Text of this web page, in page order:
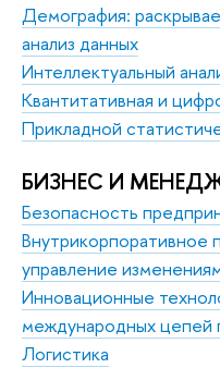
Демография:
анализ данных
Интеллектуальный
Квантитативная и
Прикладной
БИЗНЕС И
Безопасность
Внутрикорпоративное
управление
Инновационные
международных цепей
Логистика